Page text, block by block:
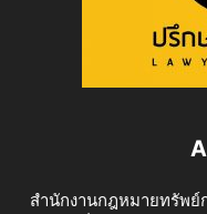
สำนักงานกฎหมายทรัพ